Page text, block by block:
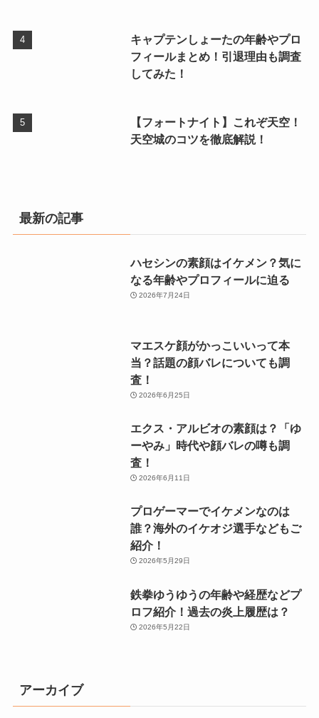
キャプテンしょーたの年齢やプロ
フィールまとめ！引退理由も調査
してみた！
【フォートナイト】これぞ天空！
天空城のコツを徹底解説！
最新の記事
ハセシンの素顔はイケメン？気に
なる年齢やプロフィールに迫る
2026年7月24日
マエスケ顔がかっこいいって本
当？話題の顔バレについても調
査！
2026年6月25日
エクス・アルビオの素顔は？「ゆ
ーやみ」時代や顔バレの噂も調
査！
2026年6月11日
プロゲーマーでイケメンなのは
誰？海外のイケオジ選手などもご
紹介！
2026年5月29日
鉄拳ゆうゆうの年齢や経歴などプ
ロフ紹介！過去の炎上履歴は？
2026年5月22日
アーカイブ